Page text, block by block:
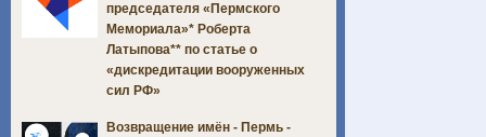
председателя «Пермского
Мемориала»* Роберта
Латыпова** по статье о
«дискредитации вооруженных
сил РФ»
Возвращение имён - Пермь -